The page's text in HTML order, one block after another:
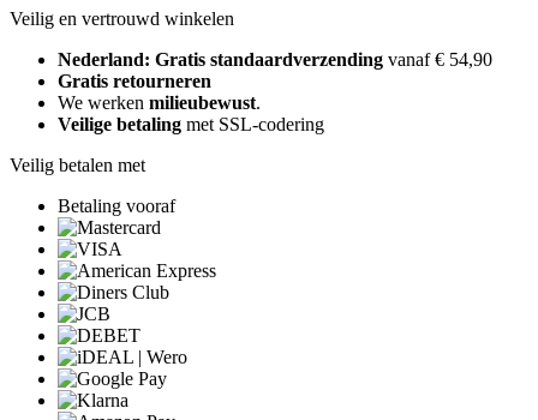
Veilig en vertrouwd winkelen
Nederland: Gratis standaardverzending vanaf € 54,90
Gratis retourneren
We werken milieubewust.
Veilige betaling met SSL-codering
Veilig betalen met
Betaling vooraf